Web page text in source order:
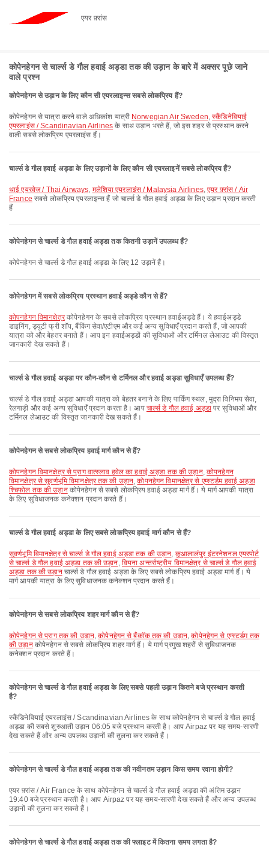
एयर फ़्रांस
कोपेनहेगन से चार्ल्स डे गौल हवाई अड्डा तक की उड़ान के बारे में अक्सर पूछे जाने
वाले प्रश्न
कोपेनहेगन से उड़ान के लिए कौन सी एयरलाइन्स सबसे लोकप्रिय हैं?
कोपेनहेगन से यात्रा करने वाले अधिकांश यात्री Norwegian Air Sweden,स्कैंडिनेवियाई
एयरलाइंस / Scandinavian Airlines के साथ उड़ान भरते हैं, जो इस शहर से प्रस्थान करने
वाली सबसे लोकप्रिय एयरलाइंस हैं।
चार्ल्स डे गौल हवाई अड्डा के लिए उड़ानों के लिए कौन सी एयरलाइनें सबसे लोकप्रिय हैं?
थाई एयरवेज / Thai Airways, मलेशिया एयरलाइंस / Malaysia Airlines,एयर फ़्रांस / Air
France सबसे लोकप्रिय एयरलाइन्स हैं जो चार्ल्स डे गौल हवाई अड्डा के लिए उड़ान प्रदान करती
हैं
कोपेनहेगन से चार्ल्स डे गौल हवाई अड्डा तक कितनी उड़ानें उपलब्ध हैं?
कोपेनहेगन से चार्ल्स डे गौल हवाई अड्डा के लिए 12 उड़ानें हैं।
कोपेनहेगन में सबसे लोकप्रिय प्रस्थान हवाई अड्डे कौन से हैं?
कोपनहेगन विमानक्षेत्रकोपेनहेगन के सबसे लोकप्रिय प्रस्थान हवाईअड्डे हैं। ये हवाईअड्डे
डाइनिंग, ड्यूटी फ्री शॉप, बैंकिंग सेवा/एटीएम और कई अन्य सुविधाएँ प्रदान करते हैं, जो आपकी
यात्रा को और बेहतर बनाते हैं। आप इन हवाईअड्डों की सुविधाओं और टर्मिनल लेआउट की विस्तृत
जानकारी देख सकते हैं।
चार्ल्स डे गौल हवाई अड्डा पर कौन-कौन से टर्मिनल और हवाई अड्डा सुविधाएँ उपलब्ध हैं?
चार्ल्स डे गौल हवाई अड्डा आपकी यात्रा को बेहतर बनाने के लिए पार्किंग स्थल, मुद्रा विनिमय सेवा,
रेलगाड़ी और कई अन्य सुविधाएँ प्रदान करता है। आप चार्ल्स डे गौल हवाई अड्डा पर सुविधाओं और
टर्मिनल लेआउट की विस्तृत जानकारी देख सकते हैं।
कोपेनहेगन से सबसे लोकप्रिय हवाई मार्ग कौन से हैं?
कोपनहेगन विमानक्षेत्र से प्राग वात्स्लाव हवेल का हवाई अड्डा तक की उड़ान,कोपनहेगन
विमानक्षेत्र से सुवर्णभूमि विमानक्षेत्र तक की उड़ान,कोपनहेगन विमानक्षेत्र से एम्स्टर्डम हवाई अड्डा
श्चिफोल तक की उड़ानकोपेनहेगन से सबसे लोकप्रिय हवाई अड्डा मार्ग हैं। ये मार्ग आपकी यात्रा
के लिए सुविधाजनक कनेक्शन प्रदान करते हैं।
चार्ल्स डे गौल हवाई अड्डा के लिए सबसे लोकप्रिय हवाई मार्ग कौन से हैं?
सुवर्णभूमि विमानक्षेत्र से चार्ल्स डे गौल हवाई अड्डा तक की उड़ान, कुआलालंपुर इंटरनेशनल एयरपोर्ट
से चार्ल्स डे गौल हवाई अड्डा तक की उड़ान, वियना अन्तर्राष्ट्रीय विमानक्षेत्र से चार्ल्स डे गौल हवाई
अड्डा तक की उड़ानचार्ल्स डे गौल हवाई अड्डा के लिए सबसे लोकप्रिय हवाई अड्डा मार्ग हैं। ये
मार्ग आपकी यात्रा के लिए सुविधाजनक कनेक्शन प्रदान करते हैं।
कोपेनहेगन से सबसे लोकप्रिय शहर मार्ग कौन से हैं?
कोपेनहेगन से प्राग तक की उड़ान,कोपेनहेगन से बैंकॉक तक की उड़ान,कोपेनहेगन से एम्स्टर्डम तक
की उड़ानकोपेनहेगन से सबसे लोकप्रिय शहर मार्ग हैं। ये मार्ग प्रमुख शहरों से सुविधाजनक
कनेक्शन प्रदान करते हैं।
कोपेनहेगन से चार्ल्स डे गौल हवाई अड्डा के लिए सबसे पहली उड़ान कितने बजे प्रस्थान करती
है?
स्कैंडिनेवियाई एयरलाइंस / Scandinavian Airlines के साथ कोपेनहेगन से चार्ल्स डे गौल हवाई
अड्डा की सबसे शुरुआती उड़ान 06:05 बजे प्रस्थान करती है। आप Airpaz पर यह समय-सारणी
देख सकते हैं और अन्य उपलब्ध उड़ानों की तुलना कर सकते हैं।
कोपेनहेगन से चार्ल्स डे गौल हवाई अड्डा तक की नवीनतम उड़ान किस समय रवाना होगी?
एयर फ़्रांस / Air France के साथ कोपेनहेगन से चार्ल्स डे गौल हवाई अड्डा की अंतिम उड़ान
19:40 बजे प्रस्थान करती है। आप Airpaz पर यह समय-सारणी देख सकते हैं और अन्य उपलब्ध
उड़ानों की तुलना कर सकते हैं।
कोपेनहेगन से चार्ल्स डे गौल हवाई अड्डा तक की फ्लाइट में कितना समय लगता है?